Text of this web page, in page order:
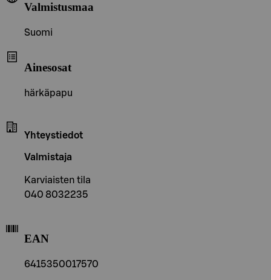
Valmistusmaa
Suomi
Ainesosat
härkäpapu
Yhteystiedot
Valmistaja
Karviaisten tila
040 8032235
EAN
6415350017570